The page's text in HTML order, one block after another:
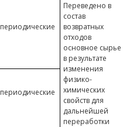
периодические
Переведено в
состав
возвратных
отходов
основное сырье
в результате
изменения
физико-
химических
свойств для
дальнейшей
переработки
периодические